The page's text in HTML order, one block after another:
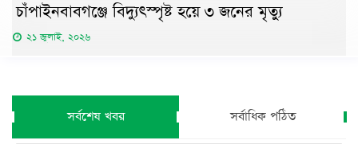
চাঁপাইনবাবগঞ্জে বিদ্যুৎস্পৃষ্ট হয়ে ৩ জনের মৃত্যু
২১ জুলাই, ২০২৬
সর্বশেষ খবর সর্বাধিক পঠিত